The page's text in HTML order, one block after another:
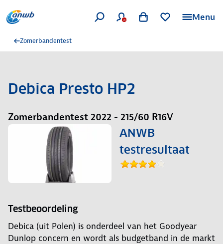
Menu
Zomerbandentest
Debica Presto HP2
Zomerbandentest 2022 - 215/60 R16V
ANWB
testresultaat
Testbeoordeling
Debica (uit Polen) is onderdeel van het Goodyear
Dunlop concern en wordt als budgetband in de markt